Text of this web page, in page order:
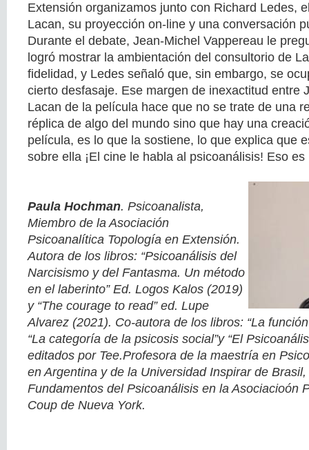
Extensión organizamos junto con Richard Ledes,
Lacan, su proyección on-line y una conversación
Durante el debate, Jean-Michel Vappereau le
logró mostrar la ambientación del consultorio de
fidelidad, y Ledes señaló que, sin embargo, se
cierto desfasaje. Ese margen de inexactitud entre
Lacan de la película hace que no se trate de una
réplica de algo del mundo sino que hay una
película, es lo que la sostiene, lo que explica que
sobre ella ¡El cine le habla al psicoanálisis! Eso
Paula Hochman. Psicoanalista,
Miembro de la Asociación
Psicoanalítica Topología en Extensión.
Autora de los libros: “Psicoanálisis del
Narcisismo y del Fantasma. Un método
en el laberinto” Ed. Logos Kalos (2019)
y “The courage to read” ed. Lupe
Alvarez (2021). Co-autora de los libros: “La
“La categoría de la psicosis social”y “El
editados por Tee.Profesora de la maestría en
en Argentina y de la Universidad Inspirar de
Fundamentos del Psicoanálisis en la Asociacioón
Coup de Nueva York.